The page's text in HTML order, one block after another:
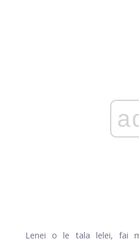
Lenei o le tala lelei, fai